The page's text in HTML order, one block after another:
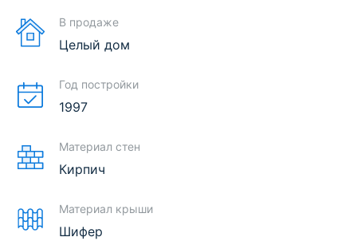
В продаже
Целый дом
Год постройки
1997
Материал стен
Кирпич
Материал крыши
Шифер